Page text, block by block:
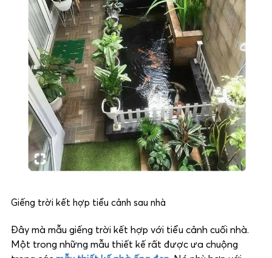
Giếng trời kết hợp tiểu cảnh sau nhà
Đây mà mẫu giếng trời kết hợp với tiểu cảnh cuối nhà.
Một trong những mẫu thiết kế rất được ưa chuộng